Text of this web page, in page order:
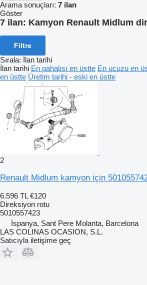
Arama sonuçları: 7 ilan
Göster
7 ilan: Kamyon Renault Midlum
Filtre
Sırala: İlan tarihi
İlan tarihi En pahalısı en üstte En ucuzu en
en üstte Üretim tarihi - eski en üstte
2
Renault Midlum kamyon için
6.596 TL €120
Direksiyon rotu
5010557423
İspanya, Sant Pere Molanta, Barcelona
LAS COLINAS OCASION, S.L.
Satıcıyla iletişime geç